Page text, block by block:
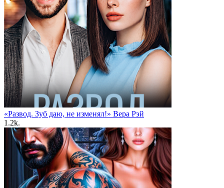
«Развод. Зуб даю, не изменял!» Вера Рэй
1.2k.